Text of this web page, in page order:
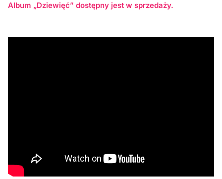
Album „Dziewięć” dostępny jest w sprzedaży.